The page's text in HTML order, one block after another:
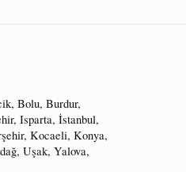
Bolu, Burdur,
Isparta, İstanbul,
Kocaeli, Konya,
Uşak, Yalova,